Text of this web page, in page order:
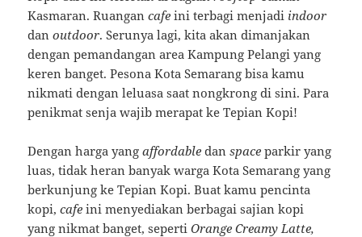
Kasmaran. Ruangancafe ini terbagi menjadi indoor
danoutdoor. Serunya lagi, kita akan dimanjakan
dengan pemandangan area Kampung Pelangi yang
keren banget. Pesona Kota Semarang bisa kamu
nikmati dengan leluasa saat nongkrong di sini. Para
penikmat senja wajib merapat ke Tepian Kopi!
Dengan harga yangaffordabledanspace parkir yang
luas, tidak heran banyak warga Kota Semarang yang
berkunjung ke Tepian Kopi. Buat kamu pencinta
kopi,cafe ini menyediakan berbagai sajian kopi
yang nikmat banget, sepertiOrange Creamy Latte,